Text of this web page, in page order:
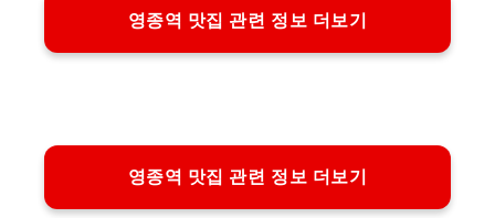
영종역 맛집 관련 정보 더보기
영종역 맛집 관련 정보 더보기